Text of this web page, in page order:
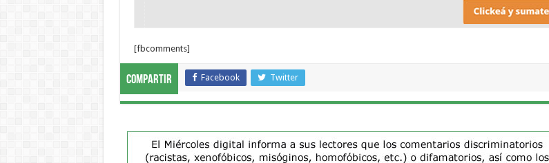
[fbcomments]
Compartir Facebook Twitter